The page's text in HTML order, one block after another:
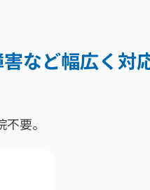
など幅広く対
要。